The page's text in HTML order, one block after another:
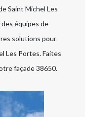
Saint Michel Les
équipes de
solutions pour
Les Portes. Faites
façade 38650.